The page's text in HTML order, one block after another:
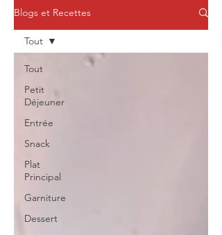
Blogs et Recettes
Tout
Petit
Déjeuner
Entrée
Snack
Plat
Principal
Garniture
Dessert
Tout